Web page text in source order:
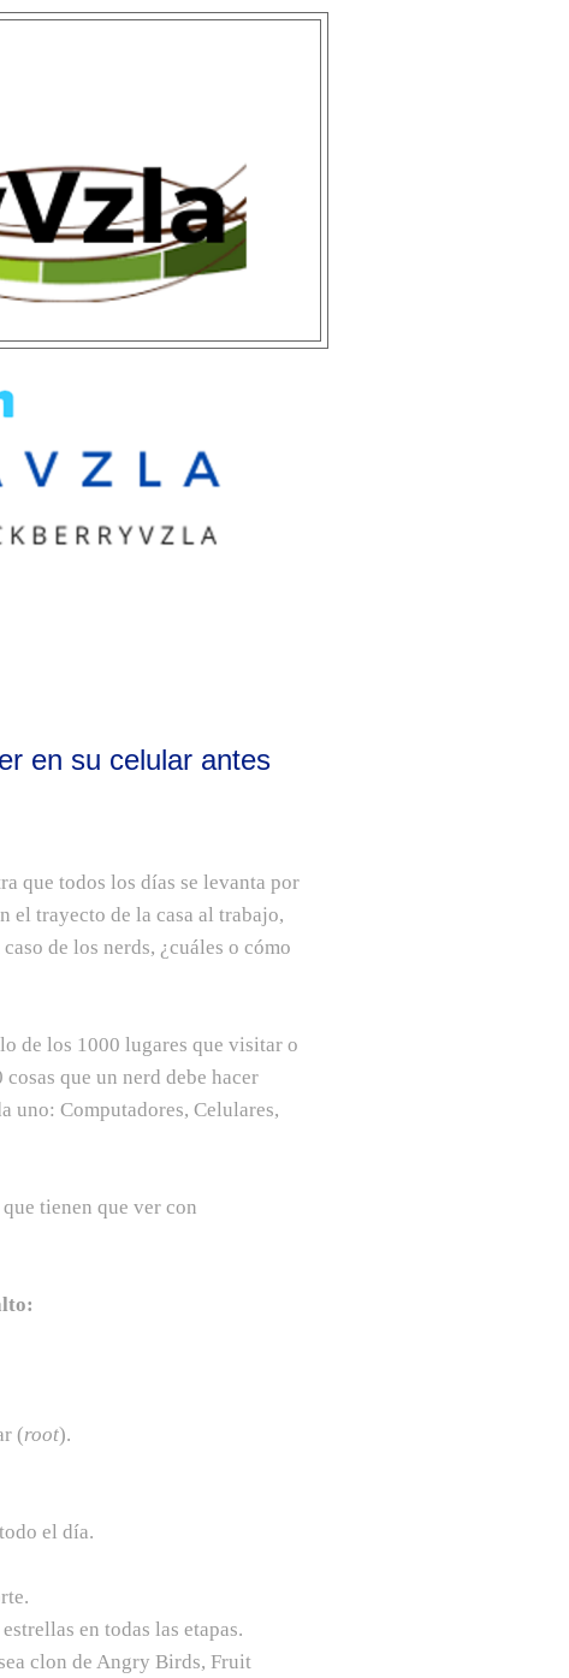
en su celular antes
que todos los días se levanta por
el trayecto de la casa al trabajo,
de los nerds, ¿cuáles o cómo
de los 1000 lugares que visitar o
que un nerd debe hacer
uno: Computadores, Celulares,
tienen que ver con
(root).
el día.
en todas las etapas.
clon de Angry Birds, Fruit